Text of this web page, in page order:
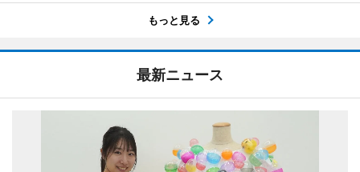
もっと見る
最新ニュース